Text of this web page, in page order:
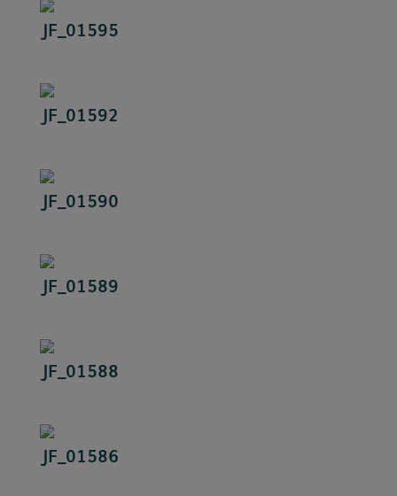
JF_01595
JF_01592
JF_01590
JF_01589
JF_01588
JF_01586